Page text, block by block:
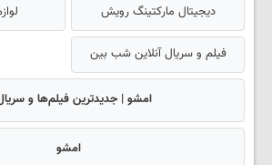
دیجیتال مارکتینگ رویش
فیلم و سریال آنلاین شب بین
امشو | جدیدترین فیلم‌ها و
امشو